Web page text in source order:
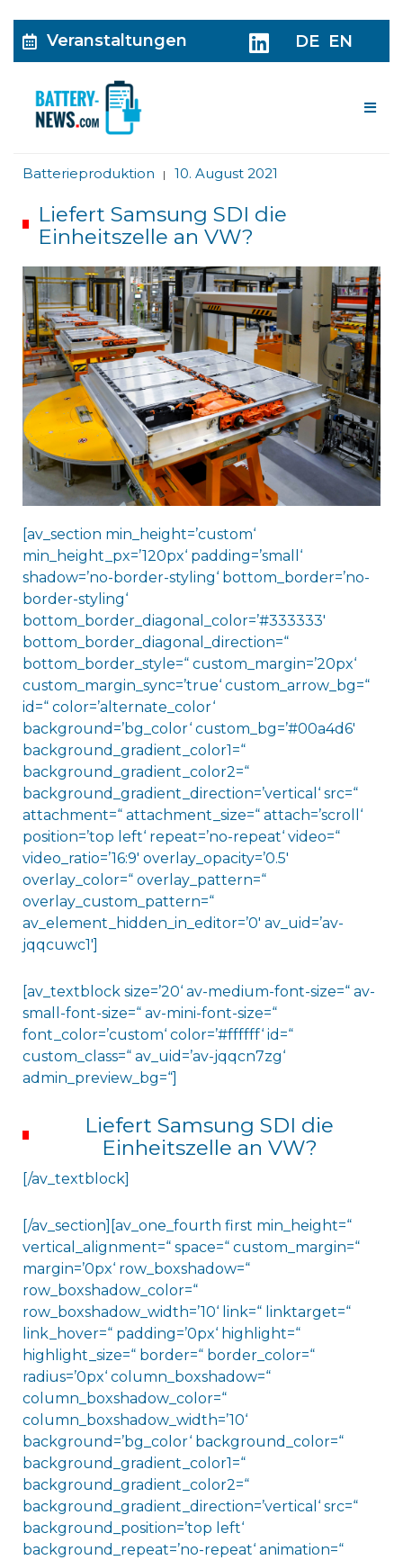
Veranstaltungen DE EN
Batterieproduktion | 10. August 2021
Liefert Samsung SDI die
Einheitszelle an VW?
[av_section min_height=’custom‘
min_height_px=’120px‘ padding=’small‘
shadow=’no-border-styling‘ bottom_border=’no-
border-styling‘
bottom_border_diagonal_color=’#333333′
bottom_border_diagonal_direction=“
bottom_border_style=“ custom_margin=’20px‘
custom_margin_sync=’true‘ custom_arrow_bg=“
id=“ color=’alternate_color‘
background=’bg_color‘ custom_bg=’#00a4d6′
background_gradient_color1=“
background_gradient_color2=“
background_gradient_direction=’vertical‘ src=“
attachment=“ attachment_size=“ attach=’scroll‘
position=’top left‘ repeat=’no-repeat‘ video=“
video_ratio=’16:9′ overlay_opacity=’0.5′
overlay_color=“ overlay_pattern=“
overlay_custom_pattern=“
av_element_hidden_in_editor=’0′ av_uid=’av-
jqqcuwc1′]
[av_textblock size=’20‘ av-medium-font-size=“ av-
small-font-size=“ av-mini-font-size=“
font_color=’custom‘ color=’#ffffff‘ id=“
custom_class=“ av_uid=’av-jqqcn7zg‘
admin_preview_bg=“]
Liefert Samsung SDI die
Einheitszelle an VW?
[/av_textblock]
[/av_section][av_one_fourth first min_height=“
vertical_alignment=“ space=“ custom_margin=“
margin=’0px‘ row_boxshadow=“
row_boxshadow_color=“
row_boxshadow_width=’10‘ link=“ linktarget=“
link_hover=“ padding=’0px‘ highlight=“
highlight_size=“ border=“ border_color=“
radius=’0px‘ column_boxshadow=“
column_boxshadow_color=“
column_boxshadow_width=’10‘
background=’bg_color‘ background_color=“
background_gradient_color1=“
background_gradient_color2=“
background_gradient_direction=’vertical‘ src=“
background_position=’top left‘
background_repeat=’no-repeat‘ animation=“